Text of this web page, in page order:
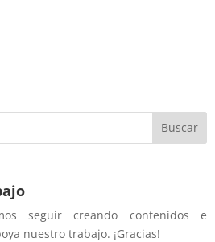
seguir creando contenidos e
nuestro trabajo. ¡Gracias!